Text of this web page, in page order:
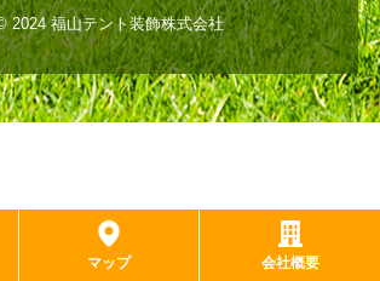
2024 福山テント装飾株式会社
マップ 会社概要